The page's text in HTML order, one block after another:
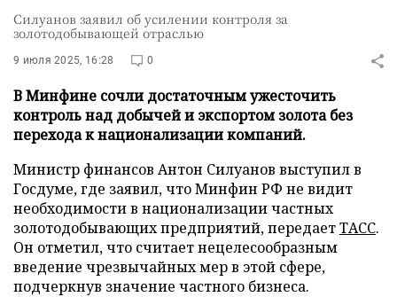
Силуанов заявил об усилении контроля за
золотодобывающей отраслью
9 июля 2025, 16:28 0
В Минфине сочли достаточным ужесточить
контроль над добычей и экспортом золота без
перехода к национализации компаний.
Министр финансов Антон Силуанов выступил в
Госдуме, где заявил, что Минфин РФ не видит
необходимости в национализации частных
золотодобывающих предприятий, передаетТАСС.
Он отметил, что считает нецелесообразным
введение чрезвычайных мер в этой сфере,
подчеркнув значение частного бизнеса.